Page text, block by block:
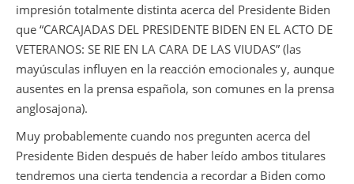
impresión totalmente distinta acerca del Presidente Biden
que “CARCAJADAS DEL PRESIDENTE BIDEN EN EL ACTO DE
VETERANOS: SE RIE EN LA CARA DE LAS VIUDAS” (las
mayúsculas influyen en la reacción emocionales y, aunque
ausentes en la prensa española, son comunes en la prensa
anglosajona).
Muy probablemente cuando nos pregunten acerca del
Presidente Biden después de haber leído ambos titulares
tendremos una cierta tendencia a recordar a Biden como